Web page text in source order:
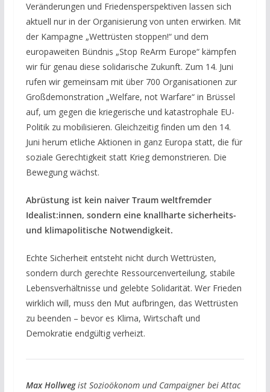
Veränderungen und Friedensperspektiven lassen sich
aktuell nur in der Organisierung von unten erwirken. Mit
der Kampagne „Wettrüsten stoppen!“ und dem
europaweiten Bündnis „Stop ReArm Europe“ kämpfen
wir für genau diese solidarische Zukunft. Zum 14. Juni
rufen wir gemeinsam mit über 700 Organisationen zur
Großdemonstration „Welfare, not Warfare“ in Brüssel
auf, um gegen die kriegerische und katastrophale EU-
Politik zu mobilisieren. Gleichzeitig finden um den 14.
Juni herum etliche Aktionen in ganz Europa statt, die für
soziale Gerechtigkeit statt Krieg demonstrieren. Die
Bewegung wächst.
Abrüstung ist kein naiver Traum weltfremder
Idealist:innen, sondern eine knallharte sicherheits-
und klimapolitische Notwendigkeit.
Echte Sicherheit entsteht nicht durch Wettrüsten,
sondern durch gerechte Ressourcenverteilung, stabile
Lebensverhältnisse und gelebte Solidarität. Wer Frieden
wirklich will, muss den Mut aufbringen, das Wettrüsten
zu beenden – bevor es Klima, Wirtschaft und
Demokratie endgültig verheizt.
Max Hollwegist Sozioökonom und Campaigner bei Attac